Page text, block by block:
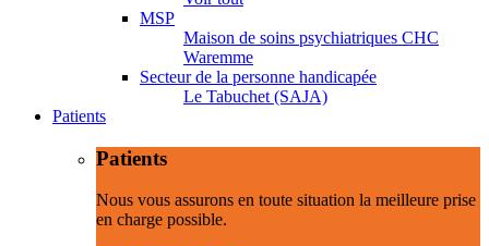
MSP
Maison de soins psychiatriques CHC
Waremme
Secteur de la personne handicapée
Le Tabuchet (SAJA)
Patients
Patients
Nous vous assurons en toute situation la meilleure prise
en charge possible.